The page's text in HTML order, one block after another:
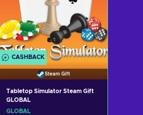
CASHBACK
Steam Gift
Tabletop Simulator Steam Gift
GLOBAL
GLOBAL